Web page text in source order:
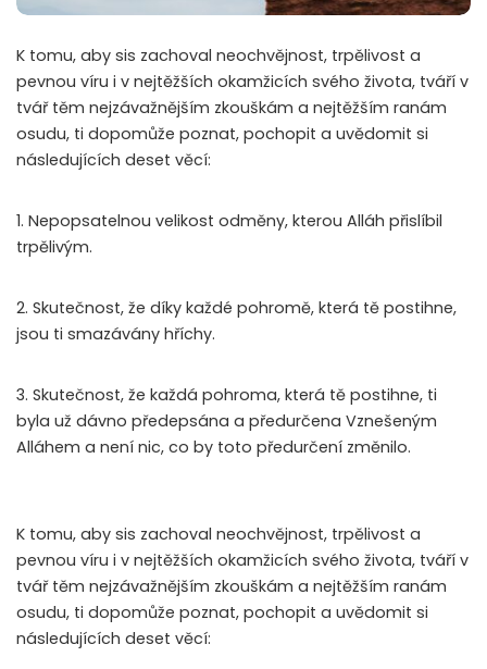
K tomu, aby sis zachoval neochvějnost, trpělivost a
pevnou víru i v nejtěžších okamžicích svého života, tváří v
tvář těm nejzávažnějším zkouškám a nejtěžším ranám
osudu, ti dopomůže poznat, pochopit a uvědomit si
následujících deset věcí:
1. Nepopsatelnou velikost odměny, kterou Alláh přislíbil
trpělivým.
2. Skutečnost, že díky každé pohromě, která tě postihne,
jsou ti smazávány hříchy.
3. Skutečnost, že každá pohroma, která tě postihne, ti
byla už dávno předepsána a předurčena Vznešeným
Alláhem a není nic, co by toto předurčení změnilo.
K tomu, aby sis zachoval neochvějnost, trpělivost a
pevnou víru i v nejtěžších okamžicích svého života, tváří v
tvář těm nejzávažnějším zkouškám a nejtěžším ranám
osudu, ti dopomůže poznat, pochopit a uvědomit si
následujících deset věcí: